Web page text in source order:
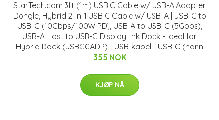
StarTech.com 3ft (1m) USB C Cable w/ USB-A Adapter
Dongle, Hybrid 2-in-1 USB C Cable w/ USB-A | USB-C to
USB-C (10Gbps/100W PD), USB-A to USB-C (5Gbps),
USB-A Host to USB-C DisplayLink Dock - Ideal for
Hybrid Dock (USBCCADP) - USB-kabel - USB-C (hann
355 NOK
KJØP NÅ